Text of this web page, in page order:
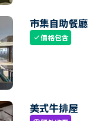
市集自助餐廳
check價格包含
美式牛排屋